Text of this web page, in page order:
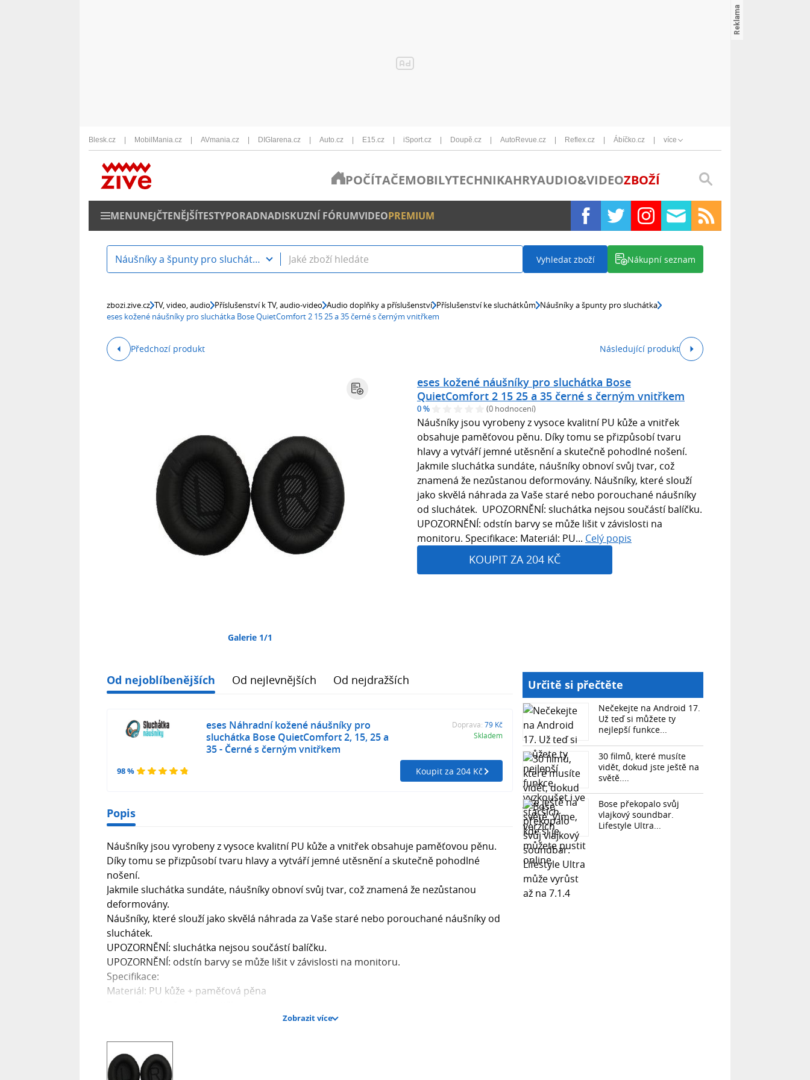
Blesk.cz MobilMania.cz AVmania.cz DIGIarena.cz Auto.cz E15.cz iSport.cz Doupě.cz AutoRevue.cz Reflex.cz Ábíčko.cz více
POČÍTAČEMOBILYTECHNIKAHRYAUDIO&VIDEOZBOŽÍ
MENUNEJČTENĚJŠÍTESTYPORADNADISKUZNÍ FÓRUMVIDEOPREMIUM
Náušníky a špunty pro sluchátka Vyhledat zboží Nákupní seznam
zbozi.zive.cz TV, video, audio Příslušenství k TV, audio-video Audio doplňky a příslušenství Příslušenství ke sluchátkům Náušníky a špunty pro sluchátka
eses kožené náušníky pro sluchátka Bose QuietComfort 2 15 25 a 35 černé s černým vnitřkem
Předchozí produkt Následující produkt
Galerie 1/1
eses kožené náušníky pro sluchátka Bose
QuietComfort 2 15 25 a 35 černé s černým vnitřkem
0 % (0 hodnocení)
Náušníky jsou vyrobeny z vysoce kvalitní PU kůže a vnitřek
obsahuje paměťovou pěnu. Díky tomu se přizpůsobí tvaru
hlavy a vytváří jemné utěsnění a skutečně pohodlné nošení.
Jakmile sluchátka sundáte, náušníky obnoví svůj tvar, což
znamená že nezůstanou deformovány. Náušníky, které slouží
jako skvělá náhrada za Vaše staré nebo porouchané náušníky
od sluchátek. UPOZORNĚNÍ: sluchátka nejsou součástí balíčku.
UPOZORNĚNÍ: odstín barvy se může lišit v závislosti na
monitoru. Specifikace: Materiál: PU... Celý popis
KOUPIT ZA 204 KČ
Od nejoblíbenějších Od nejlevnějších Od nejdražších
98 %
eses Náhradní kožené náušníky pro
sluchátka Bose QuietComfort 2, 15, 25 a
35 - Černé s černým vnitřkem
Doprava: 79 Kč
Skladem
Koupit za 204 Kč
Popis
Náušníky jsou vyrobeny z vysoce kvalitní PU kůže a vnitřek obsahuje paměťovou pěnu.
Díky tomu se přizpůsobí tvaru hlavy a vytváří jemné utěsnění a skutečně pohodlné
nošení.
Jakmile sluchátka sundáte, náušníky obnoví svůj tvar, což znamená že nezůstanou
deformovány.
Náušníky, které slouží jako skvělá náhrada za Vaše staré nebo porouchané náušníky od
sluchátek.
UPOZORNĚNÍ: sluchátka nejsou součástí balíčku.
UPOZORNĚNÍ: odstín barvy se může lišit v závislosti na monitoru.
Specifikace:
Materiál: PU kůže + paměťová pěna
Bose AE2
Zobrazit více
Určitě si přečtěte
Nečekejte na Android 17.
Už teď si můžete ty
nejlepší funkce...
30 filmů, které musíte
vidět, dokud jste ještě na
světě....
Bose překopalo svůj
vlajkový soundbar.
Lifestyle Ultra...